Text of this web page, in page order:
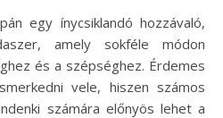
egy ínycsiklandó hozzávaló,
amely sokféle módon
és a szépséghez. Érdemes
vele, hiszen számos
számára előnyös lehet a